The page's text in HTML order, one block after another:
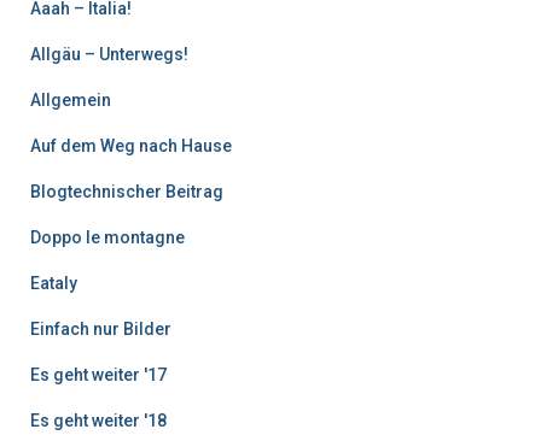
Aaah – Italia!
Allgäu – Unterwegs!
Allgemein
Auf dem Weg nach Hause
Blogtechnischer Beitrag
Doppo le montagne
Eataly
Einfach nur Bilder
Es geht weiter '17
Es geht weiter '18